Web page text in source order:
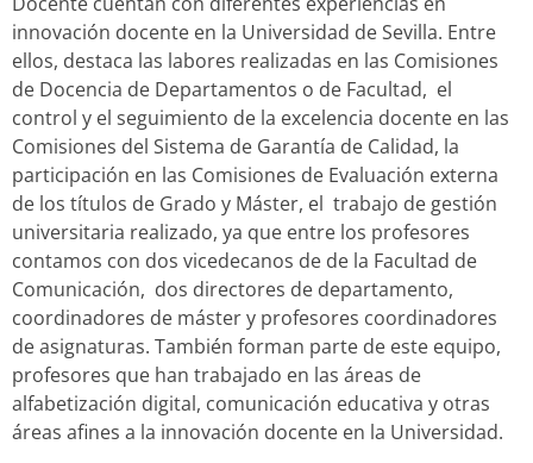
innovación docente en la Universidad de Sevilla. Entre
ellos, destaca las labores realizadas en las Comisiones
de Docencia de Departamentos o de Facultad, el
control y el seguimiento de la excelencia docente en las
Comisiones del Sistema de Garantía de Calidad, la
participación en las Comisiones de Evaluación externa
de los títulos de Grado y Máster, el trabajo de gestión
universitaria realizado, ya que entre los profesores
contamos con dos vicedecanos de de la Facultad de
Comunicación, dos directores de departamento,
coordinadores de máster y profesores coordinadores
de asignaturas. También forman parte de este equipo,
profesores que han trabajado en las áreas de
alfabetización digital, comunicación educativa y otras
áreas afines a la innovación docente en la Universidad.